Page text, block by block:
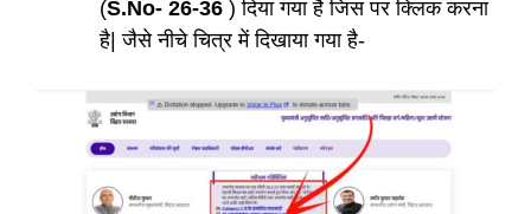
(S.No- 26-36 ) दिया गया है जिस पर क्लिक करना
है| जैसे नीचे चित्र में दिखाया गया है-